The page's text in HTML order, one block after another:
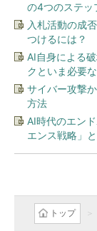
の4つのステッ
入札活動の成
つけるには？
AI自身による
クといま必要
サイバー攻撃
方法
AI時代のエン
エンス戦略」
トップ